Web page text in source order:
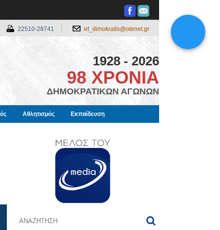
22510-28741 ef_dimokratis@otenet.gr
1928 - 2026
98 ΧΡΟΝΙΑ
ΔΗΜΟΚΡΑΤΙΚΩΝ ΑΓΩΝΩΝ
Αθλητισμός Εκπαίδευση